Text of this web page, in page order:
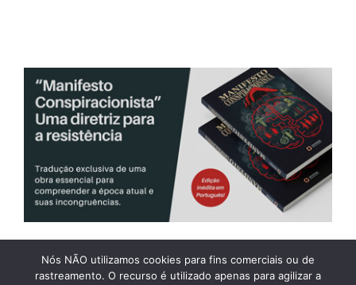
WEBMAIL ASSINATURABLOG ASSOCIADOS
Nós NÃO utilizamos cookies para fins comerciais ou de
rastreamento. O recurso é utilizado apenas para agilizar a